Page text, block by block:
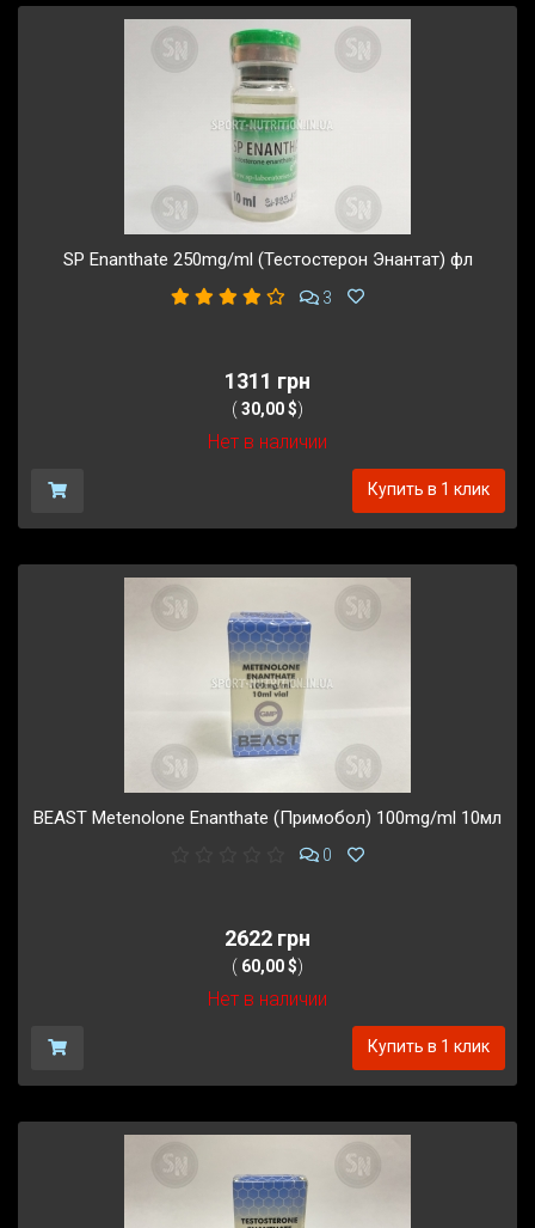
SP Enanthate 250mg/ml (Тестостерон Энантат) фл
3
1311 грн
(30,00 $)
Нет в наличии
Купить в 1 клик
BEAST Metenolone Enanthate (Примобол) 100mg/ml 10мл
0
2622 грн
( 60,00 $)
Нет в наличии
Купить в 1 клик